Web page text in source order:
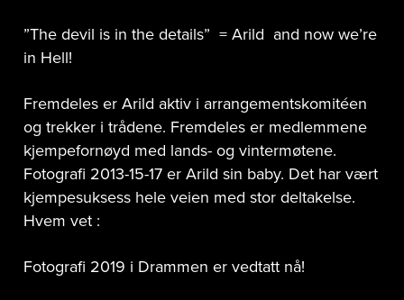
”The devil is in the details” = Arild and now we’re
in Hell!
Fremdeles er Arild aktiv i arrangementskomitéen
og trekker i trådene. Fremdeles er medlemmene
kjempefornøyd med lands- og vintermøtene.
Fotografi 2013-15-17 er Arild sin baby. Det har vært
kjempesuksess hele veien med stor deltakelse.
Hvem vet :
Fotografi 2019 i Drammen er vedtatt nå!